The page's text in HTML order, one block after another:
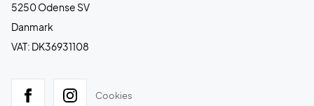
5250 Odense SV
Danmark
VAT: DK36931108
Cookies